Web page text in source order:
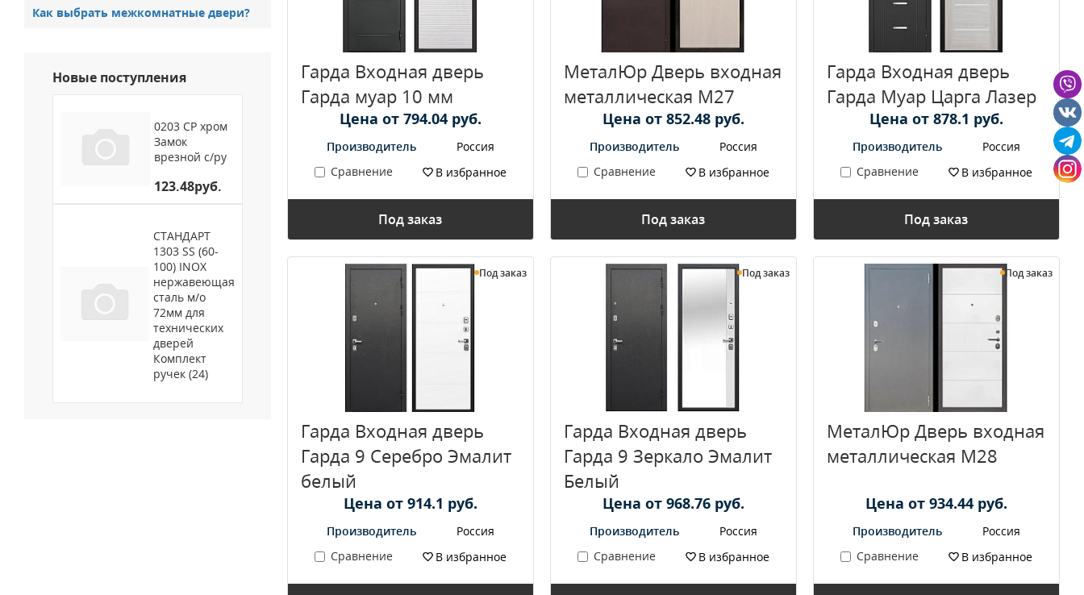
Как выбрать межкомнатные двери?
Новые поступления
0203 CP хром
Замок
врезной с/ру
123.48руб.
СТАНДАРТ
1303 SS (60-
100) INOX
нержавеющая
сталь м/о
72мм для
технических
дверей
Комплект
ручек (24)
Гарда Входная дверь
Гарда муар 10 мм
Цена от 794.04 руб.
Производитель
Россия
Сравнение
В избранное
Под заказ
МеталЮр Дверь входная
металлическая M27
Цена от 852.48 руб.
Производитель
Россия
Сравнение
В избранное
Под заказ
Гарда Входная дверь
Гарда Муар Царга Лазер
Цена от 878.1 руб.
Производитель
Россия
Сравнение
В избранное
Под заказ
Под заказ
Гарда Входная дверь
Гарда 9 Серебро Эмалит
белый
Цена от 914.1 руб.
Производитель
Россия
Сравнение
В избранное
Под заказ
Гарда Входная дверь
Гарда 9 Зеркало Эмалит
Белый
Цена от 968.76 руб.
Производитель
Россия
Сравнение
В избранное
Под заказ
МеталЮр Дверь входная
металлическая M28
Цена от 934.44 руб.
Производитель
Россия
Сравнение
В избранное